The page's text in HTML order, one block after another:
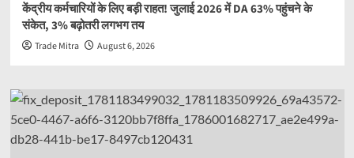
केंद्रीय कर्मचारियों के लिए बड़ी राहत! जुलाई 2026 में DA 63% पहुंचने के
संकेत, 3% बढ़ोतरी लगभग तय
Trade Mitra August 6, 2026